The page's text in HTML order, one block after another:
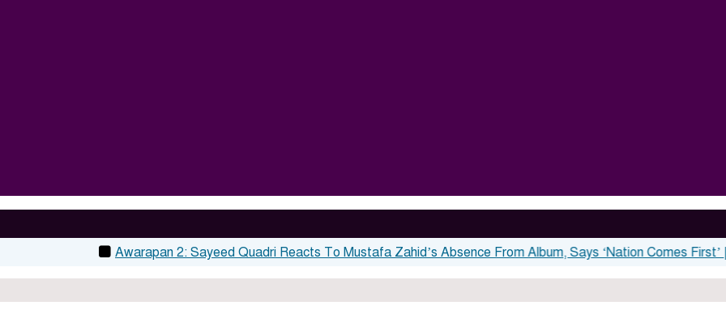
Awarapan 2: Sayeed Quadri Reacts To Mustafa Zahid’s Absence From Album, Says ‘Nation Comes First’ |